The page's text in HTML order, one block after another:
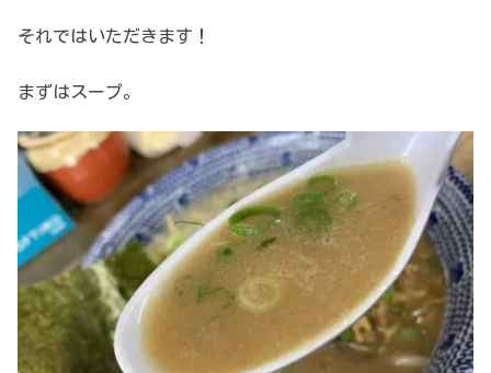
それではいただきます！
まずはスープ。